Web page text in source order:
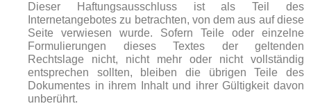
Dieser Haftungsausschluss ist als Teil des
Internetangebotes zu betrachten, von dem aus auf diese
Seite verwiesen wurde. Sofern Teile oder einzelne
Formulierungen dieses Textes der geltenden
Rechtslage nicht, nicht mehr oder nicht vollständig
entsprechen sollten, bleiben die übrigen Teile des
Dokumentes in ihrem Inhalt und ihrer Gültigkeit davon
unberührt.